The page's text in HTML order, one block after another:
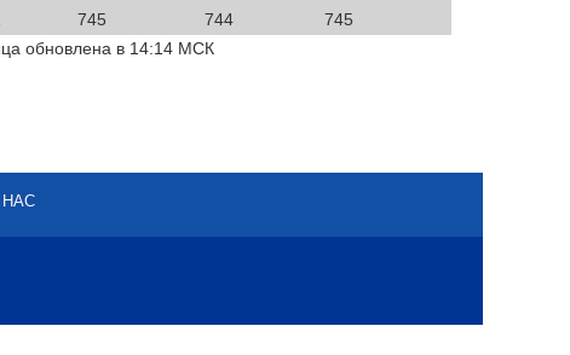
745 744
745
обновлена в 14:14 МСК